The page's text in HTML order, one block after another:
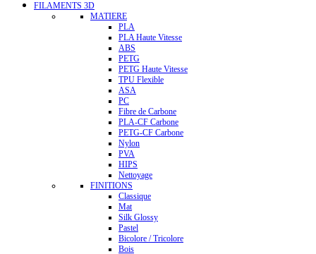
FILAMENTS 3D
MATIERE
PLA
PLA Haute Vitesse
ABS
PETG
PETG Haute Vitesse
TPU Flexible
ASA
PC
Fibre de Carbone
PLA-CF Carbone
PETG-CF Carbone
Nylon
PVA
HIPS
Nettoyage
FINITIONS
Classique
Mat
Silk Glossy
Pastel
Bicolore / Tricolore
Bois